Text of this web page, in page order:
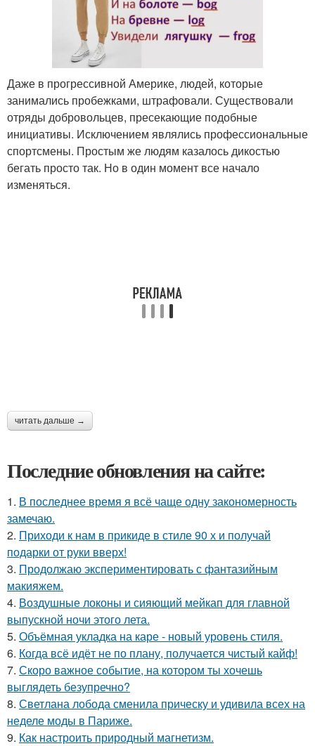
Даже в прогрессивной Америке, людей, которые
занимались пробежками, штрафовали. Существовали
отряды добровольцев, пресекающие подобные
инициативы. Исключением являлись профессиональные
спортсмены. Простым же людям казалось дикостью
бегать просто так. Но в один момент все начало
изменяться.
читать дальше →
Последние обновления на сайте:
1. В последнее время я всё чаще одну закономерность
замечаю.
2. Приходи к нам в прикиде в стиле 90 х и получай
подарки от руки вверх!
3. Продолжаю экспериментировать с фантазийным
макияжем.
4. Воздушные локоны и сияющий мейкап для главной
выпускной ночи этого лета.
5. Объёмная укладка на каре - новый уровень стиля.
6. Когда всё идёт не по плану, получается чистый кайф!
7. Скоро важное событие, на котором ты хочешь
выглядеть безупречно?
8. Светлана лобода сменила прическу и удивила всех на
неделе моды в Париже.
9. Как настроить природный магнетизм.